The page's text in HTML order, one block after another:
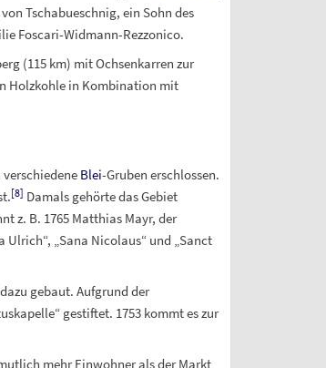
Tschabueschnig, ein Sohn des
Foscari-Widmann-Rezzonico.
(115 km) mit Ochsenkarren zur
Holzkohle in Kombination mit
Blei-Gruben erschlossen.
[8] Damals gehörte das Gebiet
z. B. 1765 Matthias Mayr, der
Ulrich“, „Sana Nicolaus“ und „Sanct
gebaut. Aufgrund der
gestiftet. 1753 kommt es zur
mehr Einwohner als der Markt